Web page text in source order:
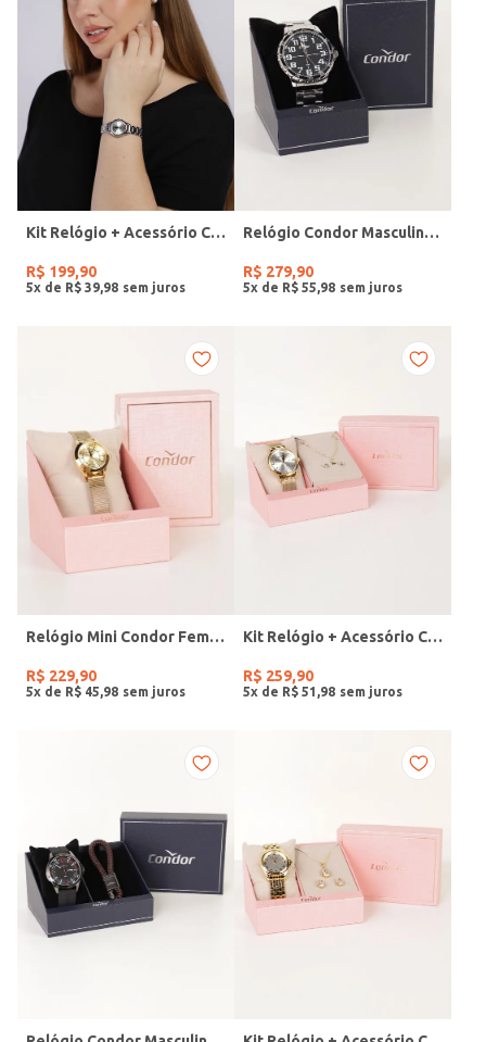
Kit Relógio + Acessório Condor Feminino PRATA
R$ 199,90
5x de R$ 39 98
Relógio Condor Masculino PRATA
R$ 279,90
5x de R$ 55 98
Relógio Mini Condor Feminino DOURADO
R$ 229,90
5x de R$ 45 98
Kit Relógio + Acessório Condor Feminino DOURADO
R$ 259,90
5x de R$ 51 98